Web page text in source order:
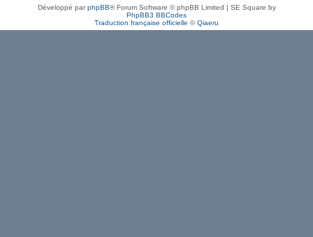
Développé parphpBB® Forum Software © phpBB Limited | SE Square by
PhpBB3 BBCodes
Traduction française officielle ©Qiaeru